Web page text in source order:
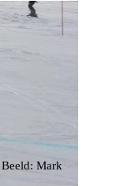
Mark